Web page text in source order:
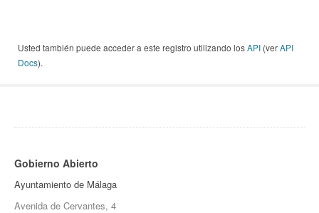
Usted también puede acceder a este registro utilizando losAPI (verAPI
Docs).
Gobierno Abierto
Ayuntamiento de Málaga
Avenida de Cervantes, 4